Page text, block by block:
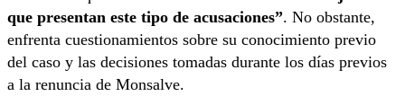
que presentan este tipo de acusaciones”. No obstante,
enfrenta cuestionamientos sobre su conocimiento previo
del caso y las decisiones tomadas durante los días previos
a la renuncia de Monsalve.